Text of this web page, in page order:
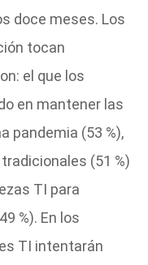
doce meses. Los
tocan
el que los
en mantener las
pandemia (53 %),
(51 %)
TI para
%). En los
TI intentarán